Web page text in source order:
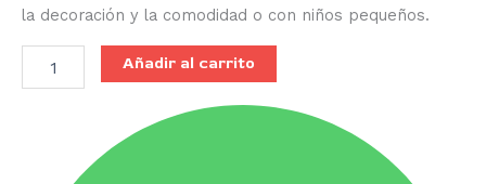
la decoración y la comodidad o con niños pequeños.
Añadir al carrito